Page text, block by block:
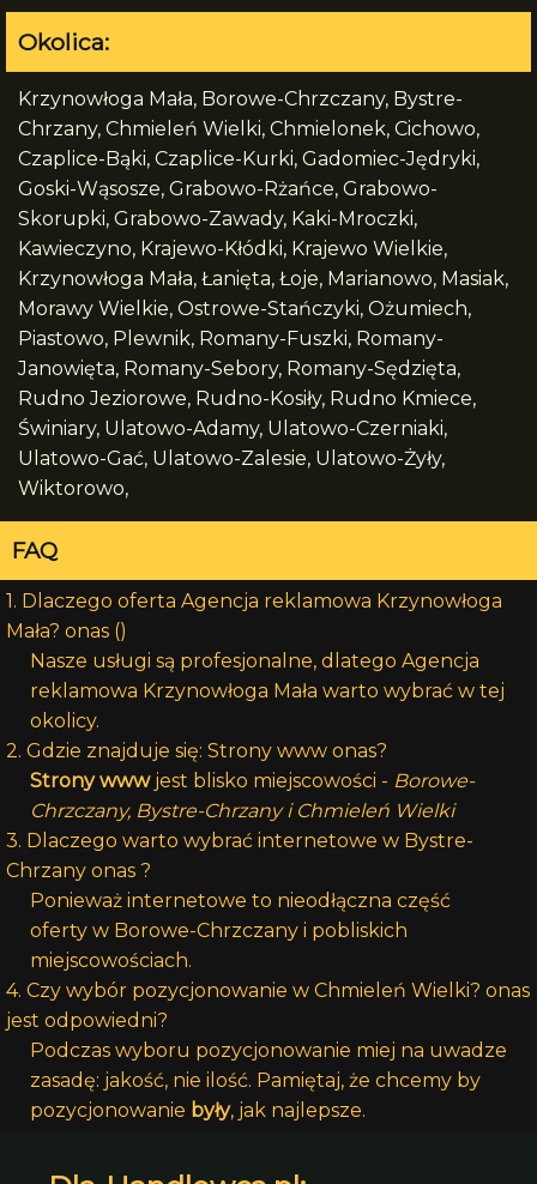
Okolica:
Krzynowłoga Mała, Borowe-Chrzczany, Bystre-
Chrzany, Chmieleń Wielki, Chmielonek, Cichowo,
Czaplice-Bąki, Czaplice-Kurki, Gadomiec-Jędryki,
Goski-Wąsosze, Grabowo-Rżańce, Grabowo-
Skorupki, Grabowo-Zawady, Kaki-Mroczki,
Kawieczyno, Krajewo-Kłódki, Krajewo Wielkie,
Krzynowłoga Mała, Łanięta, Łoje, Marianowo, Masiak,
Morawy Wielkie, Ostrowe-Stańczyki, Ożumiech,
Piastowo, Plewnik, Romany-Fuszki, Romany-
Janowięta, Romany-Sebory, Romany-Sędzięta,
Rudno Jeziorowe, Rudno-Kosiły, Rudno Kmiece,
Świniary, Ulatowo-Adamy, Ulatowo-Czerniaki,
Ulatowo-Gać, Ulatowo-Zalesie, Ulatowo-Żyły,
Wiktorowo,
FAQ
1. Dlaczego oferta Agencja reklamowa Krzynowłoga
Mała? onas ()
Nasze usługi są profesjonalne, dlatego Agencja
reklamowa Krzynowłoga Mała warto wybrać w tej
okolicy.
2. Gdzie znajduje się: Strony www onas?
Strony www jest blisko miejscowości - Borowe-
Chrzczany, Bystre-Chrzany i Chmieleń Wielki
3. Dlaczego warto wybrać internetowe w Bystre-
Chrzany onas ?
Ponieważ internetowe to nieodłączna część
oferty w Borowe-Chrzczany i pobliskich
miejscowościach.
4. Czy wybór pozycjonowanie w Chmieleń Wielki? onas
jest odpowiedni?
Podczas wyboru pozycjonowanie miej na uwadze
zasadę: jakość, nie ilość. Pamiętaj, że chcemy by
pozycjonowanie były, jak najlepsze.